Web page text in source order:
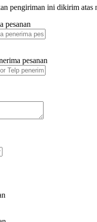
pengiriman ini dikirim atas
pesanan
pesanan